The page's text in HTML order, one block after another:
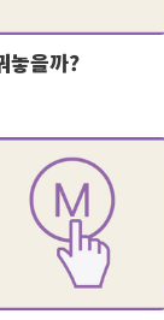
놓을까?